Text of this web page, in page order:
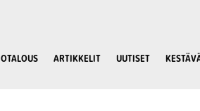
ARTIKKELIT UUTISET